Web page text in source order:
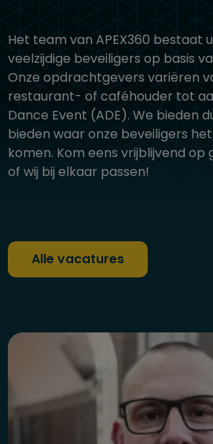
Het team van APEX360 bestaat
veelzijdige beveiligers op basis
Onze opdrachtgevers variëren
restaurant- of caféhouder tot
Dance Event (ADE). We bieden
bieden waar onze beveiligers
komen. Kom eens vrijblijvend op
of wij bij elkaar passen!
Alle vacatures